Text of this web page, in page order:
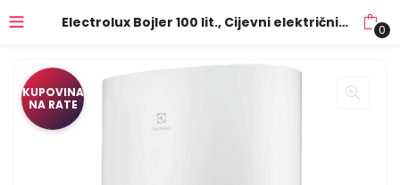
Electrolux Bojler 100 lit., Cijevni električni grijač (TEN), 2kW, IPX4 – EWH 100 GLD Eco EEC 0
KUPOVINA
NA RATE